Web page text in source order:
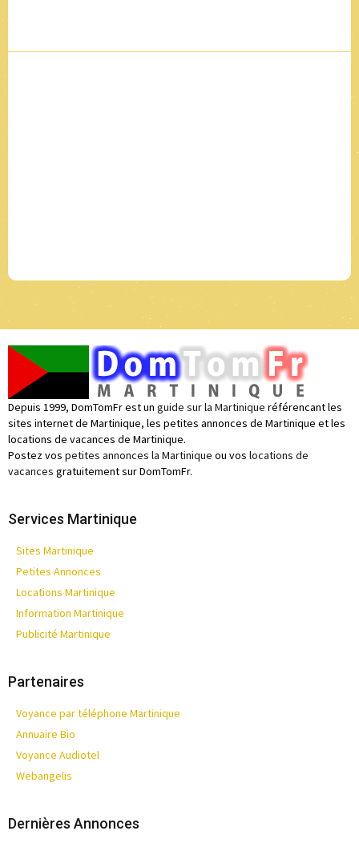
Depuis 1999, DomTomFr est un guide sur la Martinique référencant les
sites internet de Martinique, les petites annonces de Martinique et les
locations de vacances de Martinique.
Postez vos petites annonces la Martinique ou vos locations de
vacances gratuitement sur DomTomFr.
Services Martinique
Sites Martinique
Petites Annonces
Locations Martinique
Information Martinique
Publicité Martinique
Partenaires
Voyance par téléphone Martinique
Annuaire Bio
Voyance Audiotel
Webangelis
Dernières Annonces